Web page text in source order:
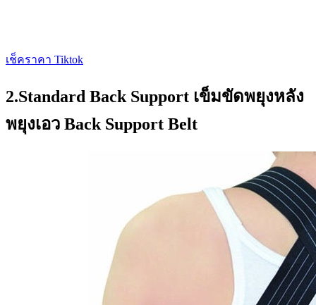
เช็คราคา Tiktok
2.Standard Back Support เข็มขัดพยุงหลัง
พยุงเอว Back Support Belt